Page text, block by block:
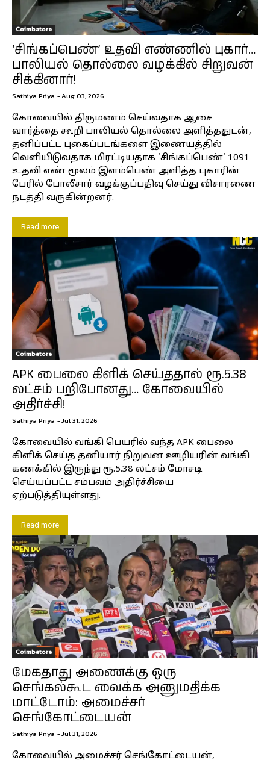
Coimbatore
‘சிங்கப்பெண்’ உதவி எண்ணில் புகார்…
பாலியல் தொல்லை வழக்கில் சிறுவன்
சிக்கினார்!
Sathiya Priya -Aug 03, 2026
கோவையில் திருமணம் செய்வதாக ஆசை
வார்த்தை கூறி பாலியல் தொல்லை அளித்ததுடன்,
தனிப்பட்ட புகைப்படங்களை இணையத்தில்
வெளியிடுவதாக மிரட்டியதாக 'சிங்கப்பெண்' 1091
உதவி எண் மூலம் இளம்பெண் அளித்த புகாரின்
பேரில் போலீசார் வழக்குப்பதிவு செய்து விசாரணை
நடத்தி வருகின்றனர்.
Read more
Coimbatore
APK பைலை கிளிக் செய்ததால் ரூ.5.38
லட்சம் பறிபோனது… கோவையில்
அதிர்ச்சி!
Sathiya Priya -Jul 31, 2026
கோவையில் வங்கி பெயரில் வந்த APK பைலை
கிளிக் செய்த தனியார் நிறுவன ஊழியரின் வங்கி
கணக்கில் இருந்து ரூ.5.38 லட்சம் மோசடி
செய்யப்பட்ட சம்பவம் அதிர்ச்சியை
ஏற்படுத்தியுள்ளது.
Read more
Coimbatore
மேகதாது அணைக்கு ஒரு
செங்கல்கூட வைக்க அனுமதிக்க
மாட்டோம்: அமைச்சர்
செங்கோட்டையன்
Sathiya Priya -Jul 31, 2026
கோவையில் அமைச்சர் செங்கோட்டையன்,